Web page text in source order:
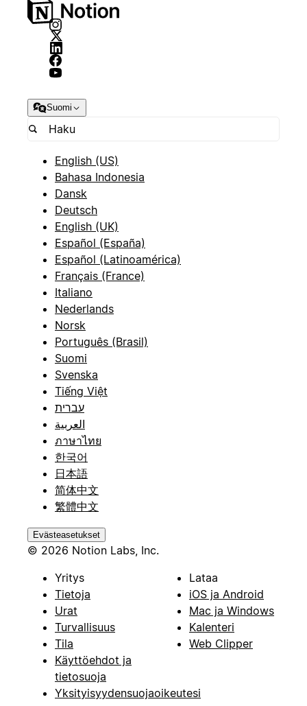
Suomi
English (US)
Bahasa Indonesia
Dansk
Deutsch
English (UK)
Español (España)
Español (Latinoamérica)
Français (France)
Italiano
Nederlands
Norsk
Português (Brasil)
Suomi
Svenska
Tiếng Việt
עברית
العربية
ภาษาไทย
한국어
日本語
简体中文
繁體中文
Evästeasetukset
© 2026 Notion Labs, Inc.
Yritys
Tietoja
Urat
Turvallisuus
Tila
Käyttöehdot ja
tietosuoja
Yksityisyydensuojaoikeutesi
Lataa
iOS ja Android
Mac ja Windows
Kalenteri
Web Clipper